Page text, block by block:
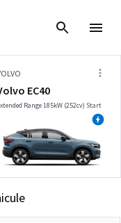
EC40
Range 185kW (252cv) Start